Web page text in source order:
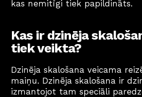
kas nemitīgi tiek papildināts.
Kas ir dzinēja
tiek veikta?
Dzinēja skalošana veicama
maiņu. Dzinēja skalošana ir
izmantojot tam speciāli